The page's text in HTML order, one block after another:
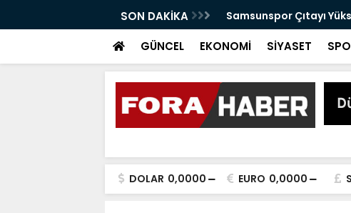
SON DAKİKA
Bir Tekkeköy İçin Çalışıyoruz" Samsunspor Çıtayı
GÜNCEL EKONOMİ SİYASET
DOLAR 0,0000 EURO 0,0000